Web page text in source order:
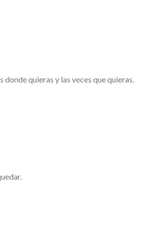
quieras y las veces que quieras.